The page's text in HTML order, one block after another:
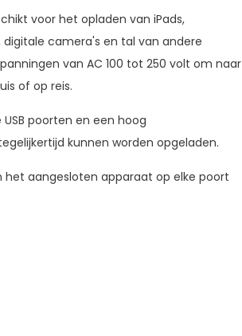
voor het opladen van iPads,
camera's en tal van andere
van AC 100 tot 250 volt om naar
of op reis.
poorten en een hoog
kunnen worden opgeladen.
aangesloten apparaat op elke poort